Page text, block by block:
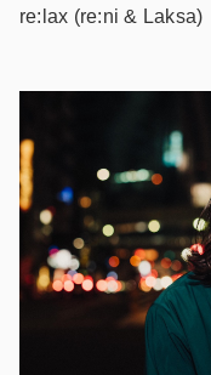
re:lax (re:ni & Laksa)